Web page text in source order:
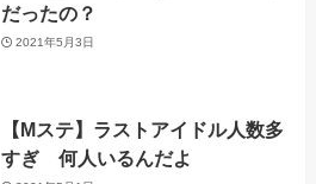
だったの？
2021年5月3日
【Mステ】ラストアイドル人数多
すぎ 何人いるんだよ